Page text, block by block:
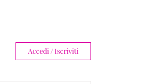
Accedi / Iscriviti